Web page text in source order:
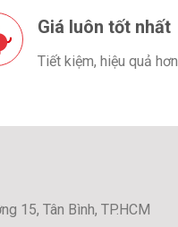
Giá luôn tốt nhất
Tiết kiệm, hiệu quả hơn
15, Tân Bình, TP.HCM